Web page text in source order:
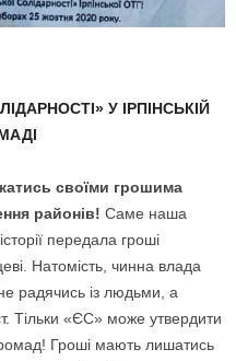
У ІРПІНСЬКІЙ
своїми грошима
районів! Саме наша
передала гроші
Натомість, чинна влада
радячись із людьми, а
Тільки «ЄС» може утвердити
Гроші мають лишатись